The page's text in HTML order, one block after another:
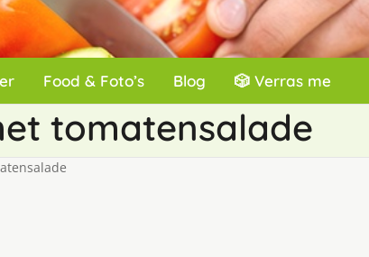
Food & Foto’s Blog 🎲 Verras me
tomatensalade